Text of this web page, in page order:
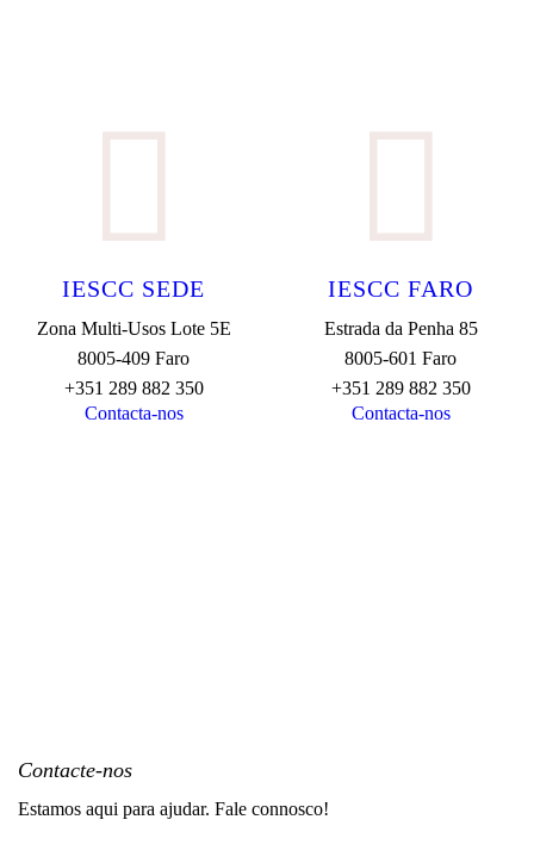
IESCC SEDE
Zona Multi-Usos Lote 5E
8005-409 Faro
+351 289 882 350
Contacta-nos
IESCC FARO
Estrada da Penha 85
8005-601 Faro
+351 289 882 350
Contacta-nos
Contacte-nos
Estamos aqui para ajudar. Fale connosco!